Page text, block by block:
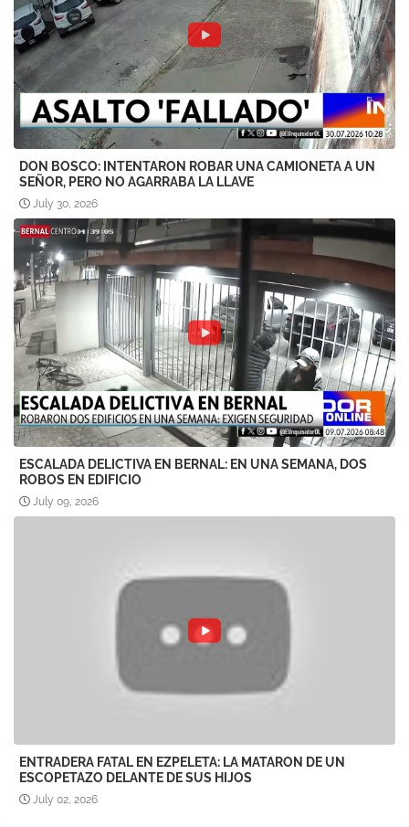
DON BOSCO: INTENTARON ROBAR UNA CAMIONETA A UN
SEÑOR, PERO NO AGARRABA LA LLAVE
July 30, 2026
ESCALADA DELICTIVA EN BERNAL: EN UNA SEMANA, DOS
ROBOS EN EDIFICIO
July 09, 2026
ENTRADERA FATAL EN EZPELETA: LA MATARON DE UN
ESCOPETAZO DELANTE DE SUS HIJOS
July 02, 2026